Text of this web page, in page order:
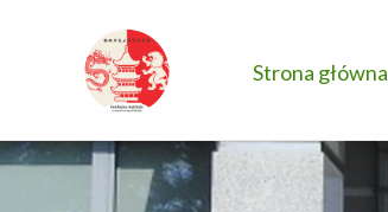
Strona główna